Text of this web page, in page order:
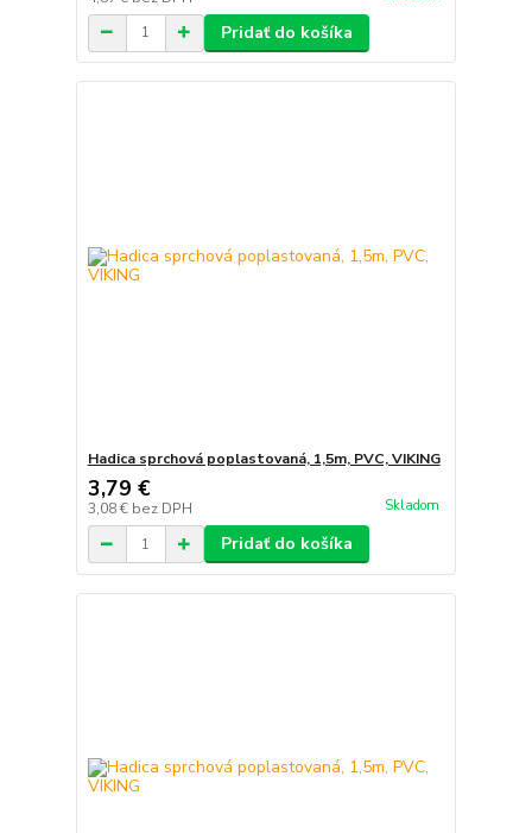
Pridať do košíka
Hadica sprchová poplastovaná, 1,5m, PVC, VIKING
3,79 €
3,08 € bez DPH Skladom
Pridať do košíka